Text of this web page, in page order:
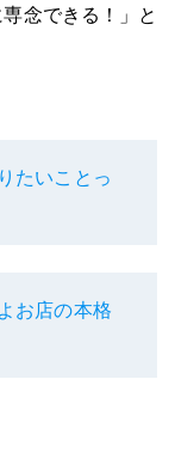
念できる！」と
たいことっ
お店の本格